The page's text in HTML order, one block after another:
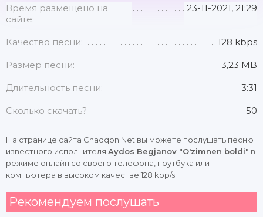
Время размещено на
сайте:
23-11-2021, 21:29
Качество песни: 128 kbps
Размер песни: 3,23 MB
Длительность песни: 3:31
Сколько скачать? 50
На странице сайта Chaqqon.Net вы можете послушать песню
известного исполнителя Aydos Begjanov "O'zimnen boldi" в
режиме онлайн со своего телефона, ноутбука или
компьютера в высоком качестве 128 kbp/s.
Рекомендуем послушать